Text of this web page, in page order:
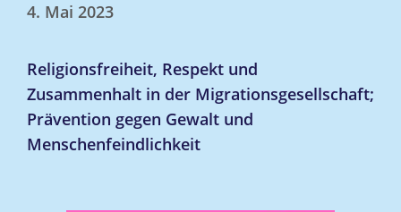
4. Mai 2023
Religionsfreiheit, Respekt und
Zusammenhalt in der Migrationsgesellschaft;
Prävention gegen Gewalt und
Menschenfeindlichkeit